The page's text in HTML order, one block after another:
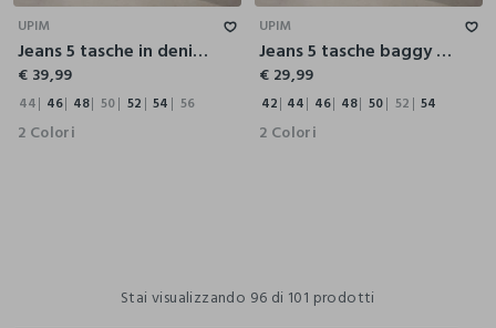
UPIM
Jeans 5 tasche in denim di cotone stretch uomo
€ 39,99
44 46 48 50 52 54 56
2 Colori
UPIM
Jeans 5 tasche baggy in cotone uomo
€ 29,99
42 44 46 48 50 52 54
2 Colori
Stai visualizzando 96 di 101 prodotti